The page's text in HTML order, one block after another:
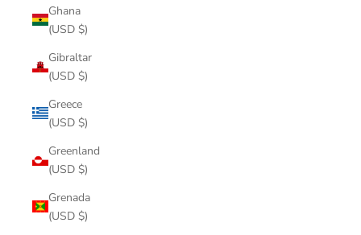
Ghana
(USD $)
Gibraltar
(USD $)
Greece
(USD $)
Greenland
(USD $)
Grenada
(USD $)